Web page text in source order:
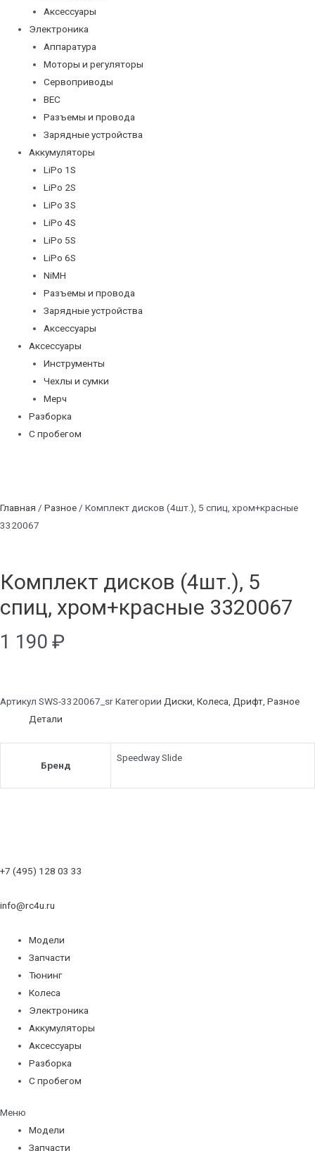
Аксессуары
Электроника
Аппаратура
Моторы и регуляторы
Сервоприводы
BEC
Разъемы и провода
Зарядные устройства
Аккумуляторы
LiPo 1S
LiPo 2S
LiPo 3S
LiPo 4S
LiPo 5S
LiPo 6S
NiMH
Разъемы и провода
Зарядные устройства
Аксессуары
Аксессуары
Инструменты
Чехлы и сумки
Мерч
Разборка
С пробегом
Главная / Разное / Комплект дисков (4шт.), 5 спиц, хром+красные
3320067
Комплект дисков (4шт.), 5
спиц, хром+красные 3320067
1 190 ₽
Артикул SWS-3320067_srКатегории Диски, Колеса, Дрифт, Разное
Детали
Бренд
Speedway Slide
+7 (495) 128 03 33
info@rc4u.ru
Модели
Запчасти
Тюнинг
Колеса
Электроника
Аккумуляторы
Аксессуары
Разборка
С пробегом
Меню
Модели
Запчасти